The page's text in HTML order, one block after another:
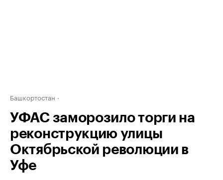
Башкортостан
УФАС заморозило торги на
реконструкцию улицы
Октябрьской революции в
Уфе